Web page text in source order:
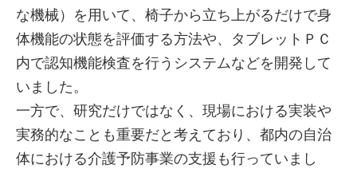
な機械）を用いて、椅子から立ち上がるだけで身
体機能の状態を評価する方法や、タブレットＰＣ
内で認知機能検査を行うシステムなどを開発して
いました。
一方で、研究だけではなく、現場における実装や
実務的なことも重要だと考えており、都内の自治
体における介護予防事業の支援も行っていまし